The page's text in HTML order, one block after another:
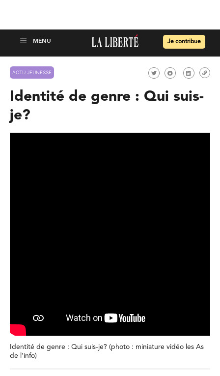
Je contribue
ACTU JEUNESSE
Identité de genre : Qui suis-
je?
Identité de genre : Qui suis-je? (photo : miniature vidéo les As
de l’info)